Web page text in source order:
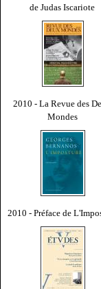
de Judas Iscariote
2010 - La Revue des
Mondes
2010 - Préface de